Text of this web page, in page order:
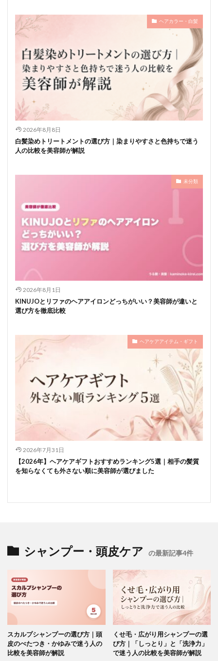
ヘアカラー・白髪
2026年8月8日
白髪染めトリートメントの選び方｜染まりやすさと色持ちで迷う
人の比較を美容師が解説
未分類
2026年8月1日
KINUJOとリファのヘアアイロンどっちがいい？美容師が違いと
選び方を徹底比較
ヘアケアアイテム・ギフト
2026年7月31日
【2026年】ヘアケアギフトおすすめランキング5選｜相手の髪質
を知らなくても外さない順に美容師が選びました
シャンプー・頭皮ケア の最新記事4件
スカルプシャンプーの選び方｜頭
皮のべたつき・かゆみで迷う人の
比較を美容師が解説
くせ毛・広がり用シャンプーの選
び方｜「しっとり」と「洗浄力」
で迷う人の比較を美容師が解説